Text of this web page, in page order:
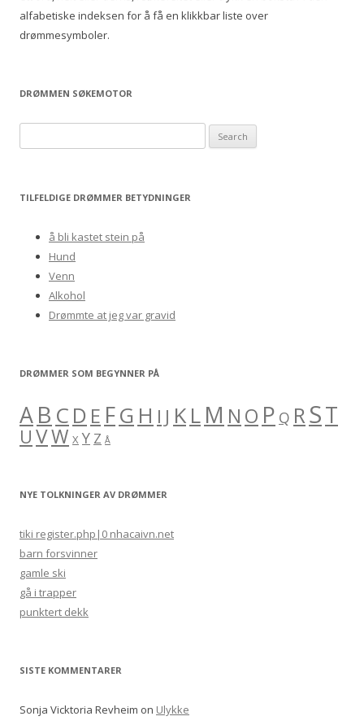
alfabetiske indeksen for å få en klikkbar liste over
drømmesymboler.
DRØMMEN SØKEMOTOR
e
rTILFELDIGE DRØMMER BETYDNINGER
å bli kastet stein på
Hund
Venn
Alkohol
Drømmte at jeg var gravid
DRØMMER SOM BEGYNNER PÅ
AB C D E FG H I J KLM N O P Q RST
U VW X Y Z Å
NYE TOLKNINGER AV DRØMMER
tiki register.php|0 nhacaivn.net
barn forsvinner
gamle ski
gå i trapper
punktert dekk
SISTE KOMMENTARER
Sonja Vicktoria Revheim on Ulykke